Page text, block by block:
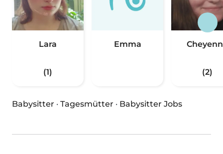
Lara
(1)
Emma
(2)
Babysitter · Tagesmütter · Babysitter Jobs